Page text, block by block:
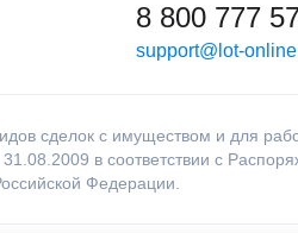
8 800 777
support@lot-
сделок с имуществом и для
в соответствии с
Федерации.